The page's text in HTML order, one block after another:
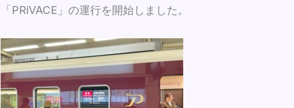
「PRiVACE」の運行を開始しました。